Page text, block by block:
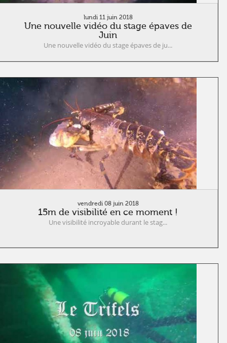
lundi 11 juin 2018
Une nouvelle vidéo du stage épaves de
Juin
Une nouvelle vidéo du stage épaves de ju...
vendredi 08 juin 2018
15m de visibilité en ce moment !
Une visibilité incroyable durant le stag...